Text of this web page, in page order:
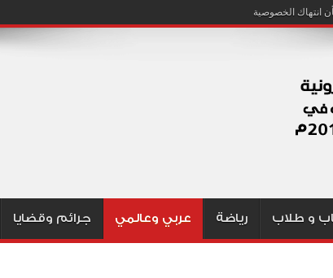
و طلاب رياضة عربي وعالمي جرائم وقضايا